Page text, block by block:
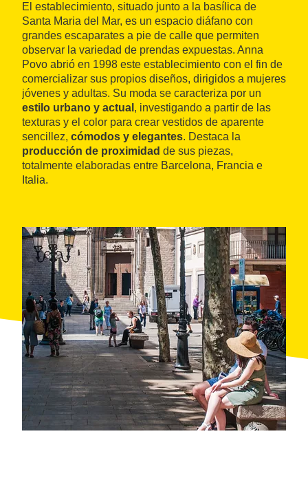
El establecimiento, situado junto a la basílica de
Santa Maria del Mar, es un espacio diáfano con
grandes escaparates a pie de calle que permiten
observar la variedad de prendas expuestas. Anna
Povo abrió en 1998 este establecimiento con el fin de
comercializar sus propios diseños, dirigidos a mujeres
jóvenes y adultas. Su moda se caracteriza por un
estilo urbano y actual , investigando a partir de las
texturas y el color para crear vestidos de aparente
sencillez, cómodos y elegantes. Destaca la
producción de proximidad de sus piezas,
totalmente elaboradas entre Barcelona, Francia e
Italia.